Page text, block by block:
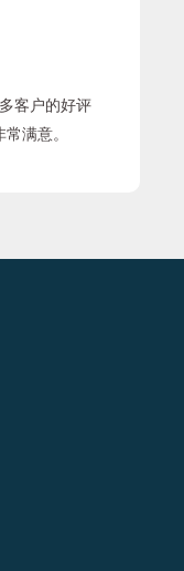
客户的好评
满意。